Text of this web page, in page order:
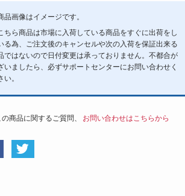
品画像はイメージです。
ちら商品は市場に入荷している商品をすぐに出荷をし
る為、ご注文後のキャンセルや次の入荷を保証出来る
ではないので日付変更は承っておりません。不都合が
いましたら、必ずサポートセンターにお問い合わせく
い。
の商品に関するご質問、 お問い合わせはこちらから